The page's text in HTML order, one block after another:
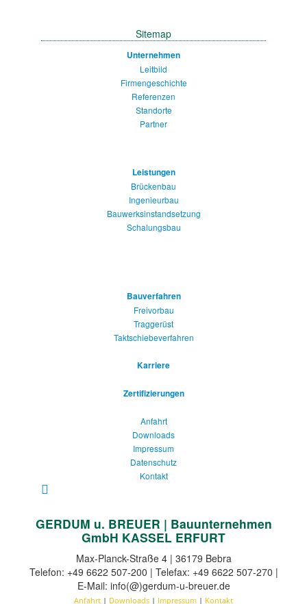
Sitemap
Unternehmen
Leitbild
Firmengeschichte
Referenzen
Standorte
Partner
Leistungen
Brückenbau
Ingenieurbau
Bauwerksinstandsetzung
Schalungsbau
Bauverfahren
Freivorbau
Traggerüst
Taktschiebeverfahren
Karriere
Zertifizierungen
Anfahrt
Downloads
Impressum
Datenschutz
Kontakt
GERDUM u. BREUER | Bauunternehmen
GmbH KASSEL ERFURT
Max-Planck-Straße 4 | 36179 Bebra
Telefon: +49 6622 507-200 | Telefax: +49 6622 507-270 |
E-Mail: info(@)gerdum-u-breuer.de
Anfahrt | Downloads | Impressum | Kontakt